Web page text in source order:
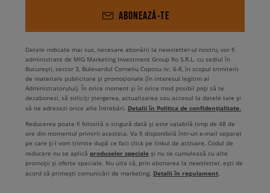
ABONEAZĂ-TE
Datele indicate mai sus, necesare abonării la newsletter-ul nostru, vor fi
administrate de MIG Marketing Investment Group Ro S.R.L. cu sediul în
București, sector 3, Bulevardul Corneliu Coposu nr. 6-8, în scopul trimiterii
de materiale publicitare și promoționale (în interesul legitim al
Administratorului). În orice moment și în orice mod posibil poți să te
dezabonezi, să soliciți ștergerea, actualizarea sau accesul la datele tale și
să ne adresezi orice alte întrebări. Detalii în Politica de confidențialitate.
Reducerea poate fi folosită o singură dată și este valabilă timp de 48 de
ore din momentul primirii acesteia. Va fi disponibilă într-un e-mail separat
pe care ți-l vom trimite după ce faci click pe linkul de activare. Codul de
reducere nu se aplică produselor speciale și nu se cumulează cu alte
promoții și oferte speciale. Nu uita că, prin abonarea la newsletter, ești de
acord să primești comunicări de marketing. Detalii în regulament.